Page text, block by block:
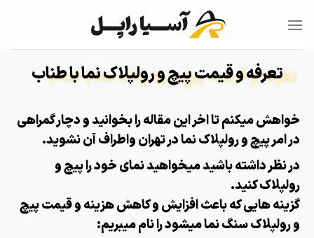
تعرفه و قیمت پیچ و رولپلاک نما با طناب
خواهش میکنم تا اخر این مقاله را بخوانید و دچار گمراهی
در امر پیچ و رولپلاک نما در تهران واطراف آن نشوید.
در نظر داشته باشید میخواهید نمای خود را پیچ و
رولپلاک کنید.
گزینه هایی که باعث افزایش و کاهش هزینه و قیمت پیچ
و رولپلاک سنگ نما میشود را نام میبریم: